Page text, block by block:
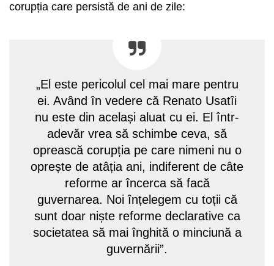
corupția care persistă de ani de zile:
„El este pericolul cel mai mare pentru
ei. Având în vedere că Renato Usatîi
nu este din același aluat cu ei. El într-
adevăr vrea să schimbe ceva, să
oprească corupția pe care nimeni nu o
oprește de atâția ani, indiferent de câte
reforme ar încerca să facă
guvernarea. Noi înțelegem cu toții că
sunt doar niște reforme declarative ca
societatea să mai înghită o minciună a
guvernării”.